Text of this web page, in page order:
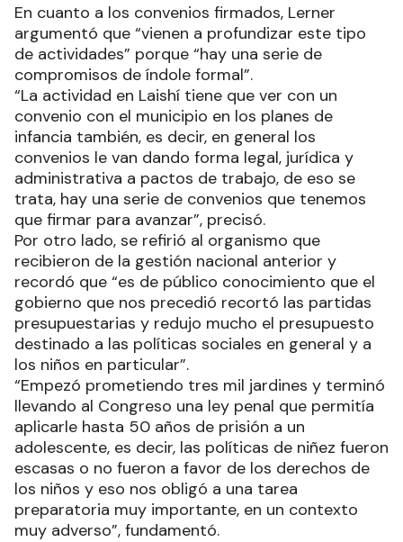
En cuanto a los convenios firmados, Lerner
argumentó que “vienen a profundizar este tipo
de actividades” porque “hay una serie de
compromisos de índole formal”.
“La actividad en Laishí tiene que ver con un
convenio con el municipio en los planes de
infancia también, es decir, en general los
convenios le van dando forma legal, jurídica y
administrativa a pactos de trabajo, de eso se
trata, hay una serie de convenios que tenemos
que firmar para avanzar”, precisó.
Por otro lado, se refirió al organismo que
recibieron de la gestión nacional anterior y
recordó que “es de público conocimiento que el
gobierno que nos precedió recortó las partidas
presupuestarias y redujo mucho el presupuesto
destinado a las políticas sociales en general y a
los niños en particular”.
“Empezó prometiendo tres mil jardines y terminó
llevando al Congreso una ley penal que permitía
aplicarle hasta 50 años de prisión a un
adolescente, es decir, las políticas de niñez fueron
escasas o no fueron a favor de los derechos de
los niños y eso nos obligó a una tarea
preparatoria muy importante, en un contexto
muy adverso”, fundamentó.